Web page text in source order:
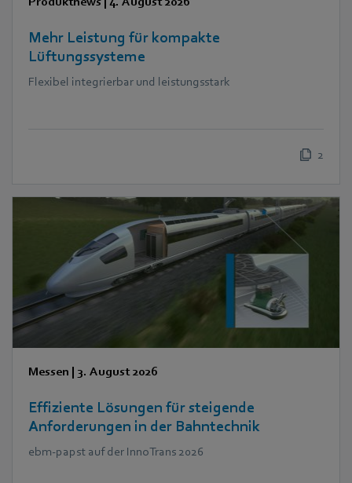
Mehr Leistung für kompakte
Lüftungssysteme
Flexibel integrierbar und leistungsstark
2
Messen 3. August 2026
Effiziente Lösungen für steigende
Anforderungen in der Bahntechnik
ebm‑papst auf der InnoTrans 2026